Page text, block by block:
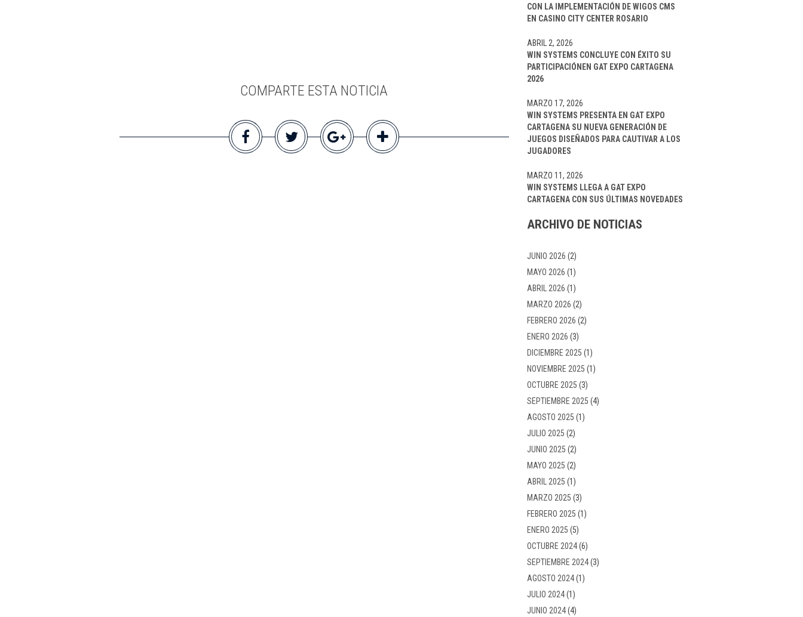
COMPARTE ESTA NOTICIA
CON LA IMPLEMENTACIÓN DE WIGOS CMS
EN CASINO CITY CENTER ROSARIO
WIN SYSTEMS CONCLUYE CON ÉXITO SU
PARTICIPACIÓNEN GAT EXPO CARTAGENA
2026
ABRIL 2, 2026
WIN SYSTEMS PRESENTA EN GAT EXPO
CARTAGENA SU NUEVA GENERACIÓN DE
JUEGOS DISEÑADOS PARA CAUTIVAR A LOS
JUGADORES
MARZO 17, 2026
WIN SYSTEMS LLEGA A GAT EXPO
CARTAGENA CON SUS ÚLTIMAS NOVEDADES
MARZO 11, 2026
ARCHIVO DE NOTICIAS
JUNIO 2026 (2)
MAYO 2026 (1)
ABRIL 2026 (1)
MARZO 2026 (2)
FEBRERO 2026 (2)
ENERO 2026 (3)
DICIEMBRE 2025 (1)
NOVIEMBRE 2025 (1)
OCTUBRE 2025 (3)
SEPTIEMBRE 2025 (4)
AGOSTO 2025 (1)
JULIO 2025 (2)
JUNIO 2025 (2)
MAYO 2025 (2)
ABRIL 2025 (1)
MARZO 2025 (3)
FEBRERO 2025 (1)
ENERO 2025 (5)
OCTUBRE 2024(6)
SEPTIEMBRE 2024(3)
AGOSTO 2024(1)
JULIO 2024(1)
JUNIO 2024(4)